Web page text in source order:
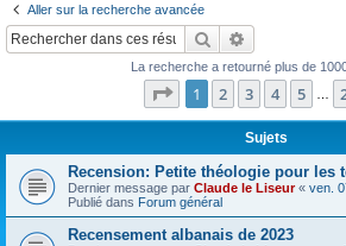
Aller sur la recherche avancée
Rechercher
La recherche a retourné plus de
Page 1sur20
1 2 3 4 5
Sujets
Recension: Petite théologie pour les
Dernier message par Claude le Liseur« ven.
Publié dans Forum général
Recensement albanais de 2023